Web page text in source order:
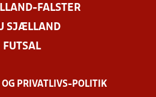
FALSTER
SJÆLLAND
FUTSAL
OG PRIVATLIVS-POLITIK